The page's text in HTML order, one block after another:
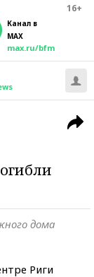
16+
Канал в
MAX
max.ru/bfm
дома
Риги